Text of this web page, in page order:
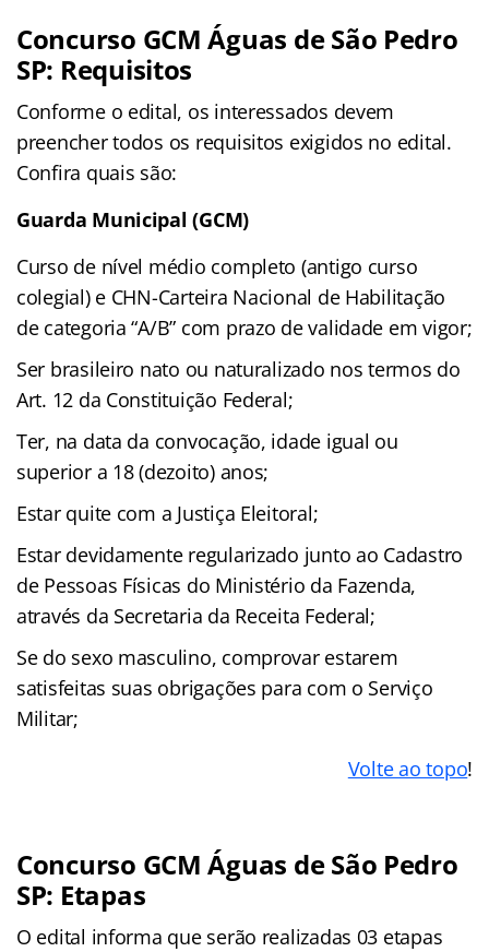
Concurso GCM Águas de São Pedro
SP: Requisitos
Conforme o edital, os interessados devem
preencher todos os requisitos exigidos no edital.
Confira quais são:
Guarda Municipal (GCM)
Curso de nível médio completo (antigo curso
colegial) e CHN-Carteira Nacional de Habilitação
de categoria “A/B” com prazo de validade em vigor;
Ser brasileiro nato ou naturalizado nos termos do
Art. 12 da Constituição Federal;
Ter, na data da convocação, idade igual ou
superior a 18 (dezoito) anos;
Estar quite com a Justiça Eleitoral;
Estar devidamente regularizado junto ao Cadastro
de Pessoas Físicas do Ministério da Fazenda,
através da Secretaria da Receita Federal;
Se do sexo masculino, comprovar estarem
satisfeitas suas obrigações para com o Serviço
Militar;
Volte ao topo!
Concurso GCM Águas de São Pedro
SP: Etapas
O edital informa que serão realizadas 03 etapas